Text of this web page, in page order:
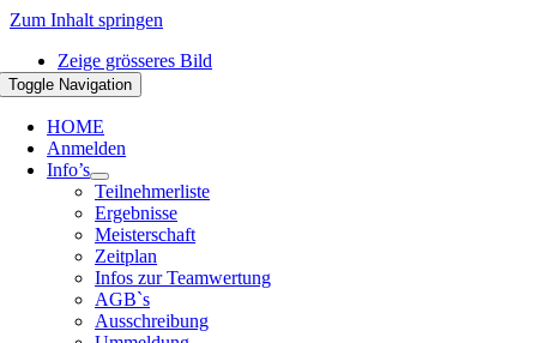
Zum Inhalt springen
Toggle Navigation
HOME
Anmelden
Info’s
Teilnehmerliste
Ergebnisse
Meisterschaft
Zeitplan
Infos zur Teamwertung
AGB`s
Ausschreibung
Zeige grösseres Bild